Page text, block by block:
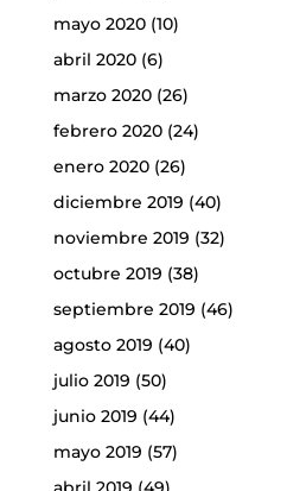
mayo 2020(10)
abril 2020(6)
marzo 2020(26)
febrero 2020(24)
enero 2020(26)
diciembre 2019 (40)
noviembre 2019 (32)
octubre 2019 (38)
septiembre 2019 (46)
agosto 2019 (40)
julio 2019 (50)
junio 2019 (44)
mayo 2019 (57)